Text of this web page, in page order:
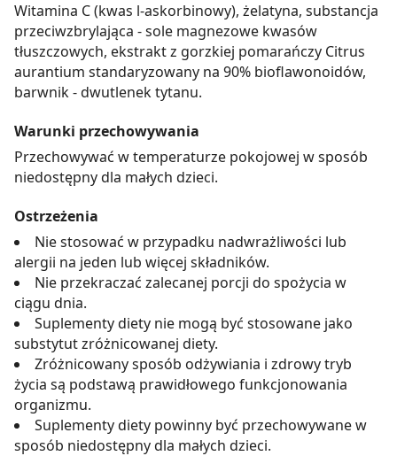
Witamina C (kwas l-askorbinowy), żelatyna, substancja
przeciwzbrylająca - sole magnezowe kwasów
tłuszczowych, ekstrakt z gorzkiej pomarańczy Citrus
aurantium standaryzowany na 90% bioflawonoidów,
barwnik - dwutlenek tytanu.
Warunki przechowywania
Przechowywać w temperaturze pokojowej w sposób
niedostępny dla małych dzieci.
Ostrzeżenia
Nie stosować w przypadku nadwrażliwości lub
alergii na jeden lub więcej składników.
Nie przekraczać zalecanej porcji do spożycia w
ciągu dnia.
Suplementy diety nie mogą być stosowane jako
substytut zróżnicowanej diety.
Zróżnicowany sposób odżywiania i zdrowy tryb
życia są podstawą prawidłowego funkcjonowania
organizmu.
Suplementy diety powinny być przechowywane w
sposób niedostępny dla małych dzieci.